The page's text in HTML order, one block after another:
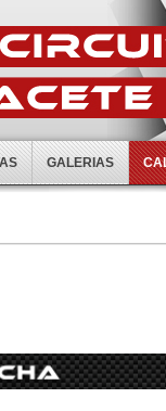
GALERIAS